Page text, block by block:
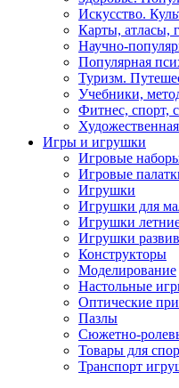
Искусство.
Карты, атласы,
Научно-
Популярная
Туризм.
Учебники,
Фитнес, спорт,
Игры и игрушки
Игровые
Игровые
Игрушки
Игрушки для
Игрушки
Игрушки
Конструкторы
Моделирование
Настольные
Оптические
Пазлы
Сюжетно-
Товары для
Транспорт